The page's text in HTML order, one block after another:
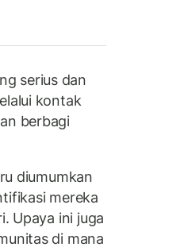
serius dan
kontak
berbagi
diumumkan
mereka
Upaya ini juga
di mana